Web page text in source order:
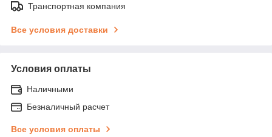
Транспортная компания
Все условия доставки
Условия оплаты
Наличными
Безналичный расчет
Все условия оплаты